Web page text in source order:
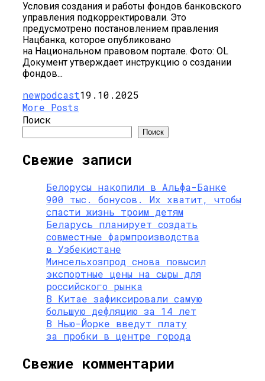
Условия создания и работы фондов банковского
управления подкорректировали. Это
предусмотрено постановлением правления
Нацбанка, которое опубликовано
на Национальном правовом портале. Фото: OL
Документ утверждает инструкцию о создании
фондов...
newpodcast19.10.2025
More Posts
Поиск
Поиск
Свежие записи
Белорусы накопили в Альфа-Банке
900 тыс. бонусов. Их хватит, чтобы
спасти жизнь троим детям
Беларусь планирует создать
совместные фармпроизводства
в Узбекистане
Минсельхозпрод снова повысил
экспортные цены на сыры для
российского рынка
В Китае зафиксировали самую
большую дефляцию за 14 лет
В Нью-Йорке введут плату
за пробки в центре города
Свежие комментарии